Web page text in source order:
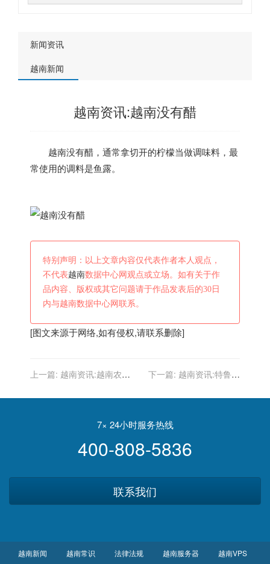
新闻资讯
越南新闻
越南资讯:越南没有醋
越南没有醋，通常拿切开的柠檬当做调味料，最
常使用的调料是鱼露。
特别声明：以上文章内容仅代表作者本人观点，
不代表越南数据中心网观点或立场。如有关于作
品内容、版权或其它问题请于作品发表后的30日
内与越南数据中心网联系。
[图文来源于网络,如有侵权,请联系删除]
上一篇: 越南资讯:越南农村
绝美女孩，这气质太优雅了
下一篇: 越南资讯:特鲁西
并非不可能，他们可向丹麦
7× 24小时服务热线
400-808-5836
联系我们
越南新闻 越南常识 法律法规 越南服务器 越南VPS